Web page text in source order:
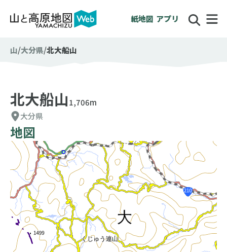
紙地図 アプリ
山 大分県 北大船山
北大船山1,706m
大分県
地図